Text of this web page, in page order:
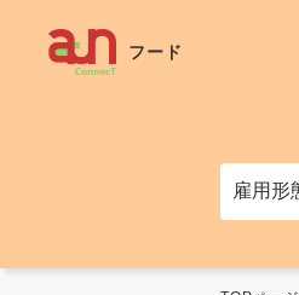
フード